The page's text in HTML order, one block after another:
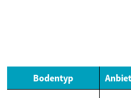
Bodentyp